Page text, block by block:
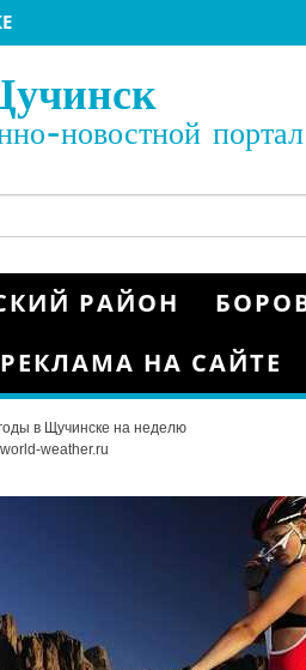
КУБКА КАЗАХСТАНА
новостной портал
РАЙОН
РЕКЛАМА НА САЙТЕ
в Щучинске на неделю
world-weather.ru